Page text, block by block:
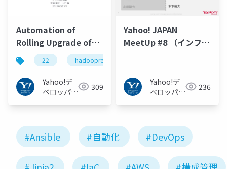
Automation of
Rolling Upgrade of
Hadoop Cluster
without Data Lost
and Job Failures -
Hadoop Source Code
Reading #22
22 hadoopreading
Yahoo!デ
ベロッパー
309
Yahoo! JAPAN
MeetUp #8 （インフラ
Yahoo!デ
ベロッパー
236
#Ansible #自動化 #DevOps